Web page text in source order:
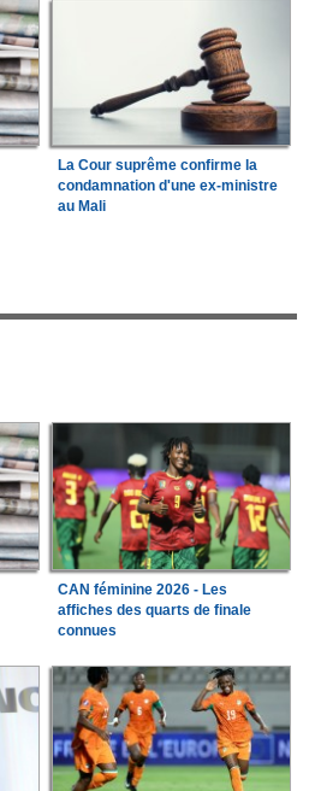
La Cour suprême confirme la
condamnation d'une ex-ministre
au Mali
CAN féminine 2026 - Les
affiches des quarts de finale
connues